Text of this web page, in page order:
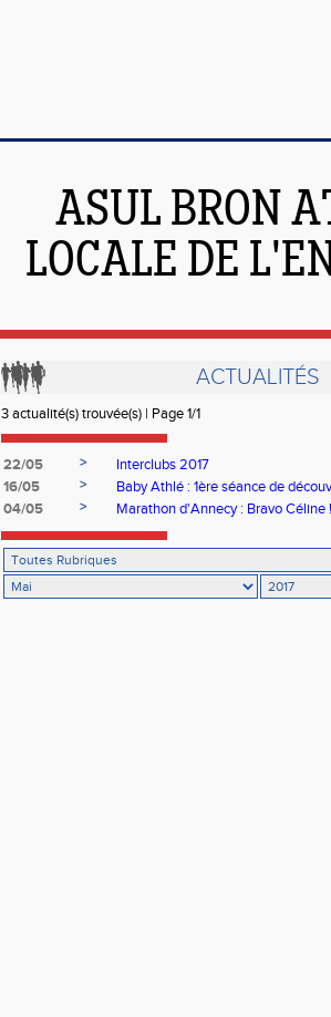
ASUL BRON
LOCALE DE
ACTUALITÉS
3 actualité(s) trouvée(s) | Page 1/1
22/05 >
Interclubs 2017
16/05
>
Baby Athlé : 1ère séance de
04/05
> Marathon d'Annecy : Bravo Céline !